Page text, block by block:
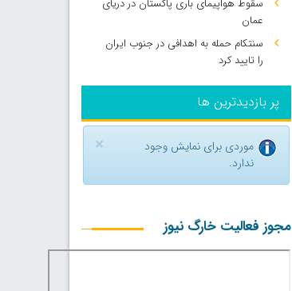
سقوط هواپیمای باری پاکستان در دریای
عمان
سنتکام حمله به اهدافی در جنوب ایران
را تایید کرد
پر بازدیدترین ها
×
موردی برای نمایش وجود
ندارد.
مجوز فعالیت خارگ نیوز